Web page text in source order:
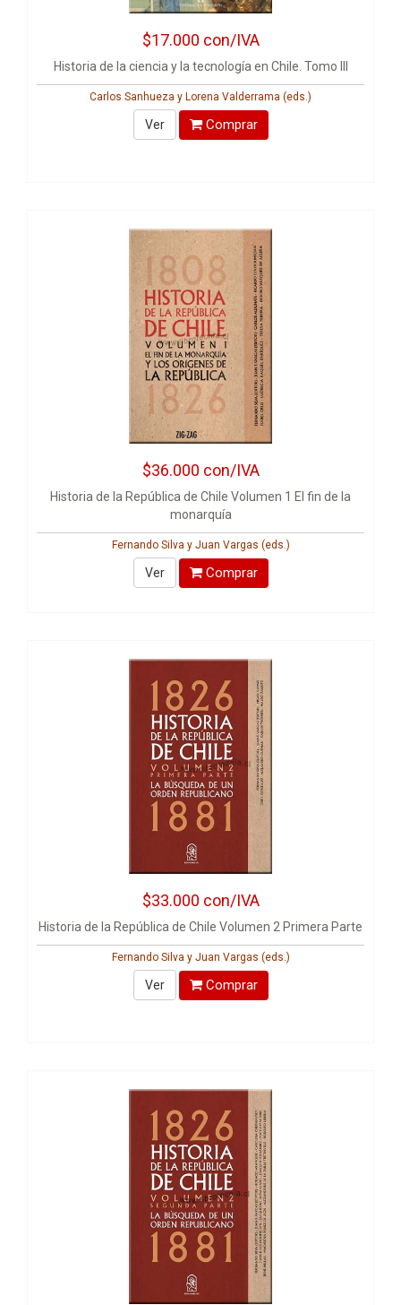
$17.000 con/IVA
Historia de la ciencia y la tecnología en Chile. Tomo III
Carlos Sanhueza y Lorena Valderrama (eds.)
Ver Comprar
$36.000 con/IVA
Historia de la República de Chile Volumen 1 El fin de la
monarquía
Fernando Silva y Juan Vargas (eds.)
Ver Comprar
$33.000 con/IVA
Historia de la República de Chile Volumen 2 Primera Parte
Fernando Silva y Juan Vargas (eds.)
Ver Comprar